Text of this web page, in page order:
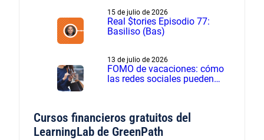
15 de julio de 2026
Real $tories Episodio 77:
Basiliso (Bas)
13 de julio de 2026
FOMO de vacaciones: cómo
las redes sociales pueden
Cursos financieros gratuitos del
LearningLab de GreenPath